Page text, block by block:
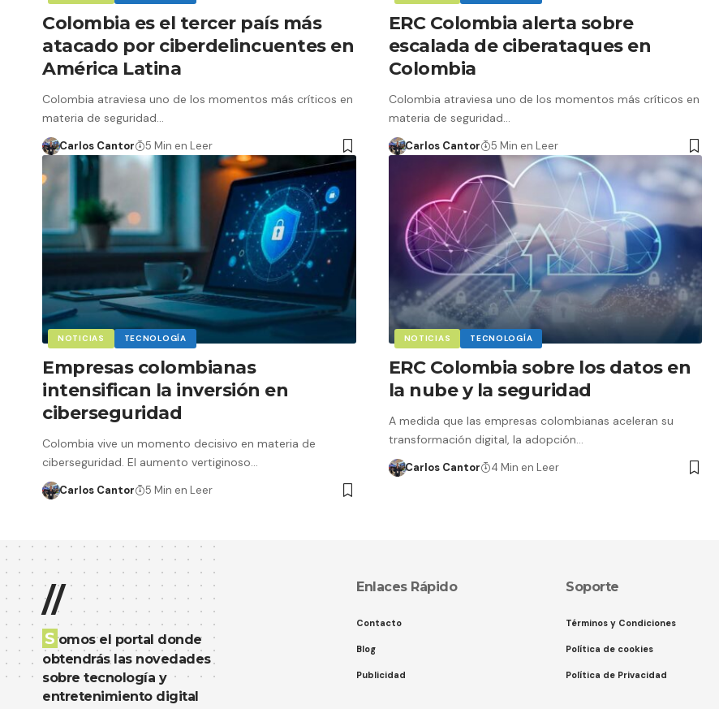
Colombia es el tercer país más
atacado por ciberdelincuentes en
América Latina
Colombia atraviesa uno de los momentos más críticos en
materia de seguridad…
Carlos Cantor 5 Min en Leer
ERC Colombia alerta sobre
escalada de ciberataques en
Colombia
Colombia atraviesa uno de los momentos más críticos en
materia de seguridad…
Carlos Cantor 5 Min en Leer
NOTICIAS TECNOLOGÍA
Empresas colombianas
intensifican la inversión en
ciberseguridad
Colombia vive un momento decisivo en materia de
ciberseguridad. El aumento vertiginoso…
Carlos Cantor 5 Min en Leer
NOTICIAS TECNOLOGÍA
ERC Colombia sobre los datos en
la nube y la seguridad
A medida que las empresas colombianas aceleran su
transformación digital, la adopción…
Carlos Cantor 4 Min en Leer
//
S omos el portal donde
obtendrás las novedades
sobre tecnología y
entretenimiento digital
Enlaces Rápido
Contacto
Blog
Publicidad
Soporte
Términos y Condiciones
Política de cookies
Política de Privacidad